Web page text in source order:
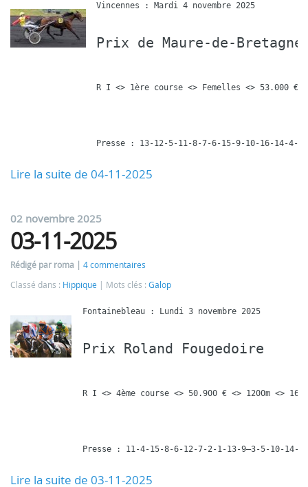
Prix de Maure-de-Bretagne
R I <> 1ère course <> Femelles <> 53.000 €
Lire la suite de 04-11-2025
02 novembre 2025
03-11-2025
Rédigé par roma
4 commentaires
Classé dans : Hippique Mots clés : Galop
Prix Roland Fougedoire
R I <> 4ème course <> 50.900 € <> 1200m <> 16
Presse : 11-4-15-8-6-12-7-2-1-13-9—3-5-10-14-16
Lire la suite de 03-11-2025